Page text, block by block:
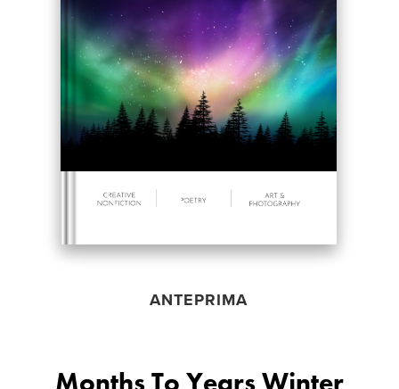
ANTEPRIMA